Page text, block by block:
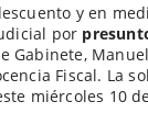
y en
por
Gabinete,
Fiscal. La
miércoles 10